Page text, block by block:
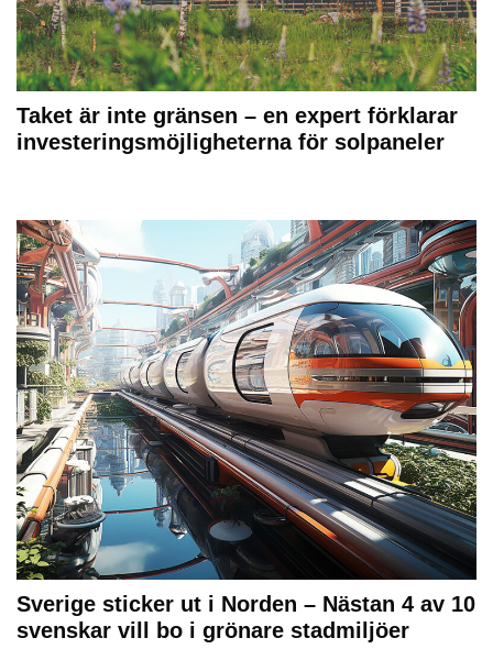
Taket är inte gränsen – en expert förklarar
investeringsmöjligheterna för solpaneler
Sverige sticker ut i Norden – Nästan 4 av 10
svenskar vill bo i grönare stadmiljöer